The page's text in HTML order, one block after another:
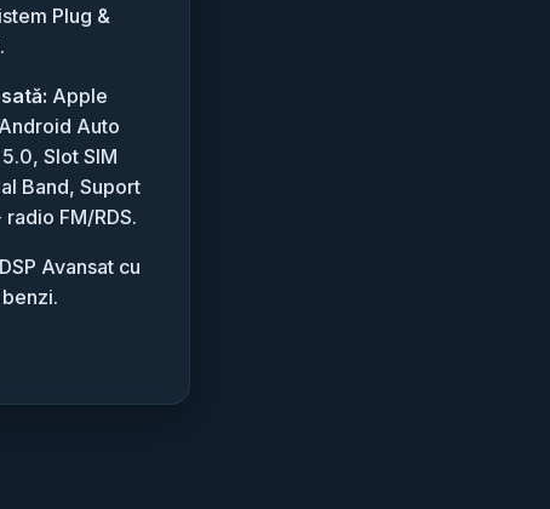
Plug &
Apple
Auto
Slot SIM
Band, Suport
FM/RDS.
DSP Avansat cu